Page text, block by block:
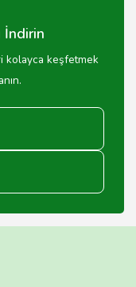
İndirin
kolayca keşfetmek